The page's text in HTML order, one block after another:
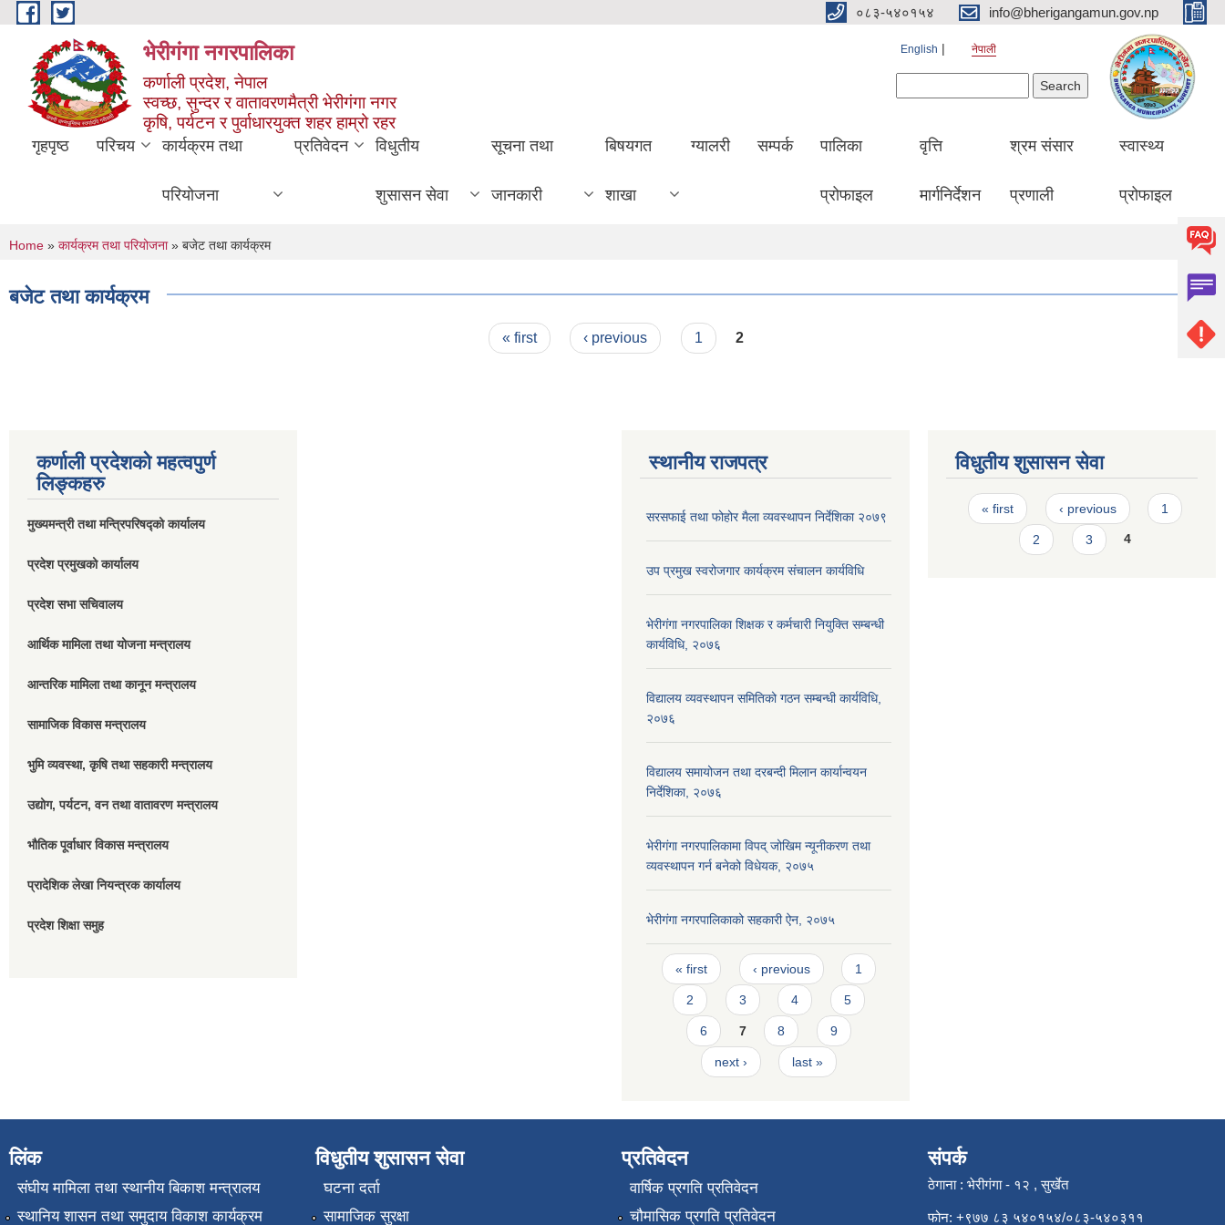
Skip to main content ०८३-५४०१५४ info@bherigangamun.gov.np
भेरीगंगा नगरपालिका
कर्णाली प्रदेश, नेपाल
स्वच्छ, सुन्दर र वातावरणमैत्री भेरीगंगा नगर
कृषि, पर्यटन र पुर्वाधारयुक्त शहर हाम्रो रहर
English नेपाली
गृहपृष्ठ परिचय कार्यक्रम तथा
परियोजना
प्रतिवेदन विधुतीय
शुसासन सेवा
सूचना तथा
जानकारी
बिषयगत
शाखा
ग्यालरी सम्पर्क पालिका
प्रोफाइल
वृत्ति
मार्गनिर्देशन
श्रम संसार
प्रणाली
स्वास्थ्य
प्रोफाइल
You are here
Home » कार्यक्रम तथा परियोजना» बजेट तथा कार्यक्रम
बजेट तथा कार्यक्रम
« first ‹ previous 1 2
कर्णाली प्रदेशको महत्वपुर्ण
लिङ्कहरु
मुख्यमन्त्री तथा मन्त्रिपरिषद्को कार्यालय
प्रदेश प्रमुखको कार्यालय
प्रदेश सभा सचिवालय
आर्थिक मामिला तथा योजना मन्त्रालय
आन्तरिक मामिला तथा कानून मन्त्रालय
सामाजिक विकास मन्त्रालय
भुमि व्यवस्था, कृषि तथा सहकारी मन्त्रालय
उद्योग, पर्यटन, वन तथा वातावरण मन्त्रालय
भौतिक पूर्वाधार विकास मन्त्रालय
प्रादेशिक लेखा नियन्त्रक कार्यालय
प्रदेश शिक्षा समुह
स्थानीय राजपत्र
सरसफाई तथा फोहोर मैला व्यवस्थापन निर्देशिका २०७९
उप प्रमुख स्वरोजगार कार्यक्रम संचालन कार्यविधि
भेरीगंगा नगरपालिका शिक्षक र कर्मचारी नियुक्ति सम्बन्धी
कार्यविधि, २०७६
विद्यालय व्यवस्थापन समितिको गठन सम्बन्धी कार्यविधि,
२०७६
विद्यालय समायोजन तथा दरबन्दी मिलान कार्यान्वयन
निर्देशिका, २०७६
भेरीगंगा नगरपालिकामा विपद् जोखिम न्यूनीकरण तथा
व्यवस्थापन गर्न बनेको विधेयक, २०७५
भेरीगंगा नगरपालिकाको सहकारी ऐन, २०७५
Pages
« first ‹ previous 1
2 3 4 5
6 7 8 9
next › last »
विधुतीय शुसासन सेवा
Pages
« first ‹ previous 1
2 3 4
लिंक
संघीय मामिला तथा स्थानीय बिकाश मन्त्रालय
स्थानिय शासन तथा समुदाय विकाश कार्यक्रम
विधुतीय शुसासन सेवा
घटना दर्ता
सामाजिक सुरक्षा
प्रतिवेदन
वार्षिक प्रगति प्रतिवेदन
चौमासिक प्रगति प्रतिवेदन
संपर्क
ठेगाना : भेरीगंगा - १२ , सुर्खेत
फोन: +९७७ ८३ ५४०१५४/०८३-५४०३११